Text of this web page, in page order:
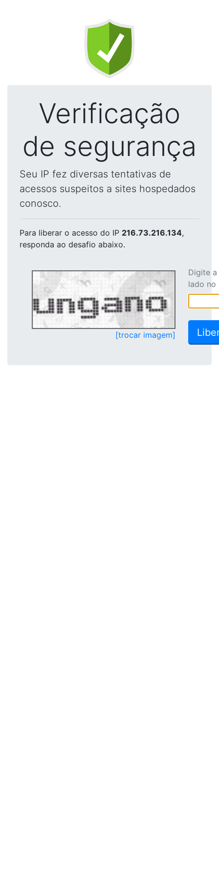
Verificação
de segurança
Seu IP fez diversas tentativas de
acessos suspeitos a sites hospedados
conosco.
Para liberar o acesso do IP 216.73.216.134,
responda ao desafio abaixo.
[trocar imagem]
Digite
lado no